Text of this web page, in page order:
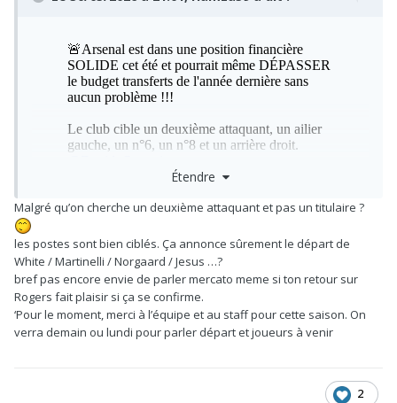
Voilà un tweet qui sait me redonner le sourire.
Étendre
Malgré qu’on cherche un deuxième attaquant et pas un titulaire ?
les postes sont bien ciblés. Ça annonce sûrement le départ de
White / Martinelli / Norgaard / Jesus …?
bref pas encore envie de parler mercato meme si ton retour sur
Rogers fait plaisir si ça se confirme.
‘Pour le moment, merci à l’équipe et au staff pour cette saison. On
verra demain ou lundi pour parler départ et joueurs à venir
2